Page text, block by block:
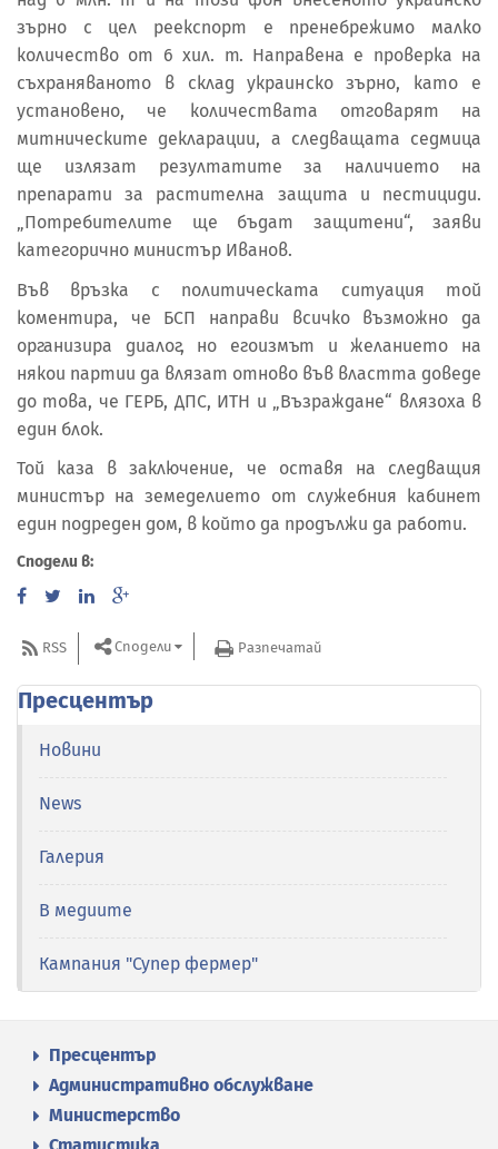
зърно с цел реекспорт е пренебрежимо малко
количество от 6 хил. т. Направена е проверка на
съхраняваното в склад украинско зърно, като е
установено, че количествата отговарят на
митническите декларации, а следващата седмица
ще излязат резултатите за наличието на
препарати за растителна защита и пестициди.
„Потребителите ще бъдат защитени“, заяви
категорично министър Иванов.
Във връзка с политическата ситуация той
коментира, че БСП направи всичко възможно да
организира диалог, но егоизмът и желанието на
някои партии да влязат отново във властта доведе
до това, че ГЕРБ, ДПС, ИТН и „Възраждане“ влязоха в
един блок.
Той каза в заключение, че оставя на следващия
министър на земеделието от служебния кабинет
един подреден дом, в който да продължи да работи.
Сподели в:
RSS Сподели Разпечатай
Пресцентър
Новини
News
Галерия
В медиите
Кампания "Супер фермер"
Пресцентър
Административно обслужване
Министерство
Статистика